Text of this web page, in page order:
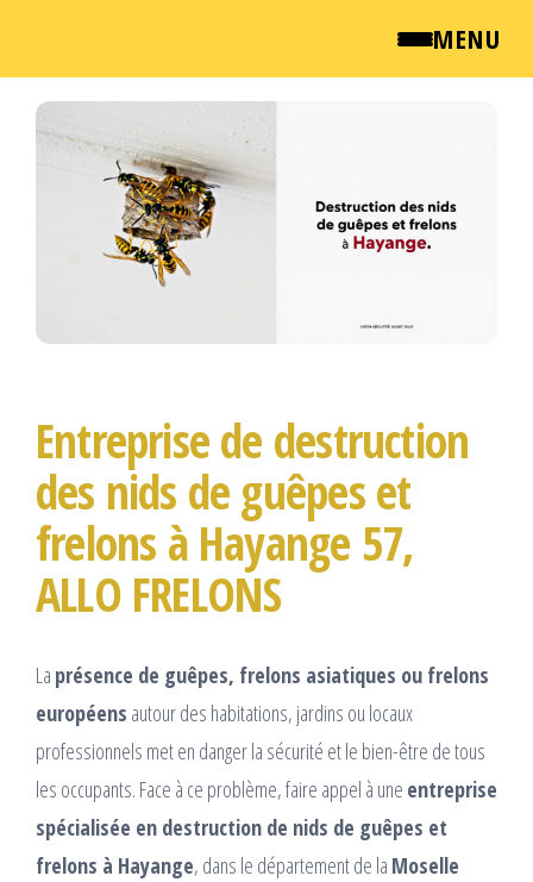
MENU
QUI SOMMES NOUS ?
NEWSROOM
Passer
Entreprise de destruction
des nids de guêpes et
frelons à Hayange 57,
ALLO FRELONS
La présence de guêpes, frelons asiatiques ou frelons
européens autour des habitations, jardins ou locaux
professionnels met en danger la sécurité et le bien-être de tous
les occupants. Face à ce problème, faire appel à une entreprise
spécialisée en destruction de nids de guêpes et
frelons à Hayange, dans le département de la Moselle